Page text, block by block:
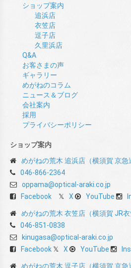
ショップ案内
追浜店
衣笠店
逗子店
久里浜店
Q&A
お客さまの声
ギャラリー
めがねのコラム
ニュース＆ブログ
会社案内
採用
プライバシーポリシー
ショップ案内
めがねの荒木 追浜店（横須賀 京急
046-866-2364
oppama@optical-araki.co.jp
Facebook
X YouTube
めがねの荒木 衣笠店（横須賀 JR衣
046-851-0838
kinugasa@optical-araki.co.jp
Facebook
X YouTube
めがねの荒木 逗子店（横須賀 京急